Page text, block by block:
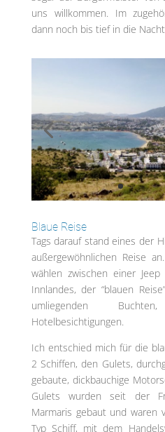
uns willkommen. Im
dann noch bis tief in die
Blaue Reise
Tags darauf stand eines der
außergewöhnlichen Reise
wählen zwischen einer
Innlandes, der “blauen
umliegenden
Hotelbesichtigungen.
Ich entschied mich für die
2 Schiffen, den Gulets,
gebaute, dickbauchige
Gulets wurden seit der
Marmaris gebaut und waren
Typ Schiff, mit dem